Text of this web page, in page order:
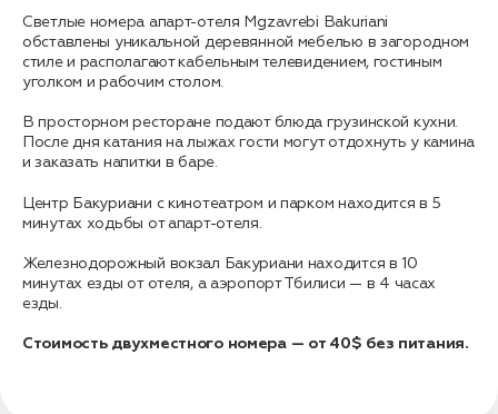
Светлые номера апарт-отеля Mgzavrebi Bakuriani
обставлены уникальной деревянной мебелью в загородном
стиле и располагают кабельным телевидением, гостиным
уголком и рабочим столом.
В просторном ресторане подают блюда грузинской кухни.
После дня катания на лыжах гости могут отдохнуть у камина
и заказать напитки в баре.
Центр Бакуриани с кинотеатром и парком находится в 5
минутах ходьбы от апарт-отеля.
Железнодорожный вокзал Бакуриани находится в 10
минутах езды от отеля, а аэропорт Тбилиси — в 4 часах
езды.
Стоимость двухместного номера — от 40$ без питания.
Бронирование
Оставьте свои данные, чтобы мы могли
связаться с вами
Дата:0